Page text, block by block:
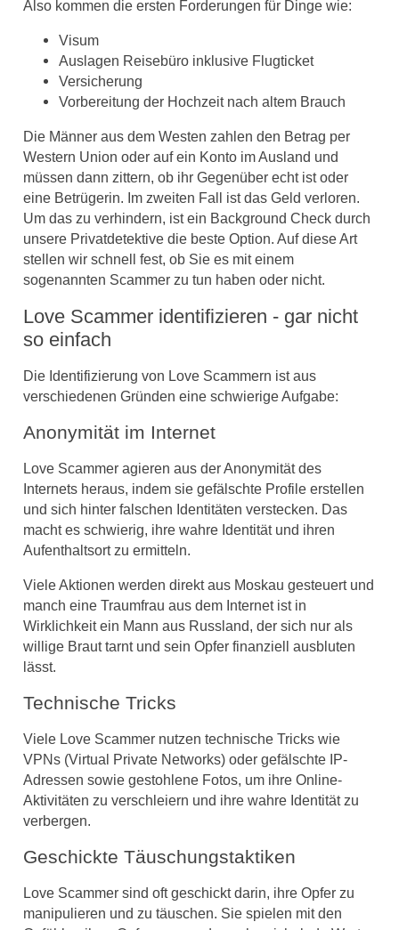
Also kommen die ersten Forderungen für Dinge wie:
Visum
Auslagen Reisebüro inklusive Flugticket
Versicherung
Vorbereitung der Hochzeit nach altem Brauch
Die Männer aus dem Westen zahlen den Betrag per
Western Union oder auf ein Konto im Ausland und
müssen dann zittern, ob ihr Gegenüber echt ist oder
eine Betrügerin. Im zweiten Fall ist das Geld verloren.
Um das zu verhindern, ist ein Background Check durch
unsere Privatdetektive die beste Option. Auf diese Art
stellen wir schnell fest, ob Sie es mit einem
sogenannten Scammer zu tun haben oder nicht.
Love Scammer identifizieren - gar nicht
so einfach
Die Identifizierung von Love Scammern ist aus
verschiedenen Gründen eine schwierige Aufgabe:
Anonymität im Internet
Love Scammer agieren aus der Anonymität des
Internets heraus, indem sie gefälschte Profile erstellen
und sich hinter falschen Identitäten verstecken. Das
macht es schwierig, ihre wahre Identität und ihren
Aufenthaltsort zu ermitteln.
Viele Aktionen werden direkt aus Moskau gesteuert und
manch eine Traumfrau aus dem Internet ist in
Wirklichkeit ein Mann aus Russland, der sich nur als
willige Braut tarnt und sein Opfer finanziell ausbluten
lässt.
Technische Tricks
Viele Love Scammer nutzen technische Tricks wie
VPNs (Virtual Private Networks) oder gefälschte IP-
Adressen sowie gestohlene Fotos, um ihre Online-
Aktivitäten zu verschleiern und ihre wahre Identität zu
verbergen.
Geschickte Täuschungstaktiken
Love Scammer sind oft geschickt darin, ihre Opfer zu
manipulieren und zu täuschen. Sie spielen mit den